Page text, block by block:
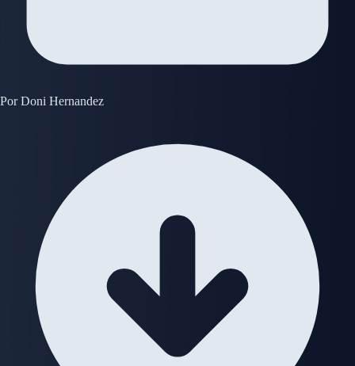
PorDoni Hernandez